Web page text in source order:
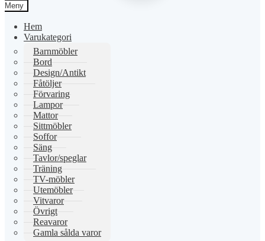
Meny
Hem
Varukategori
Barnmöbler
Bord
Design/Antikt
Fåtöljer
Förvaring
Lampor
Mattor
Sittmöbler
Soffor
Säng
Tavlor/speglar
Träning
TV-möbler
Utemöbler
Vitvaror
Övrigt
Reavaror
Gamla sålda varor